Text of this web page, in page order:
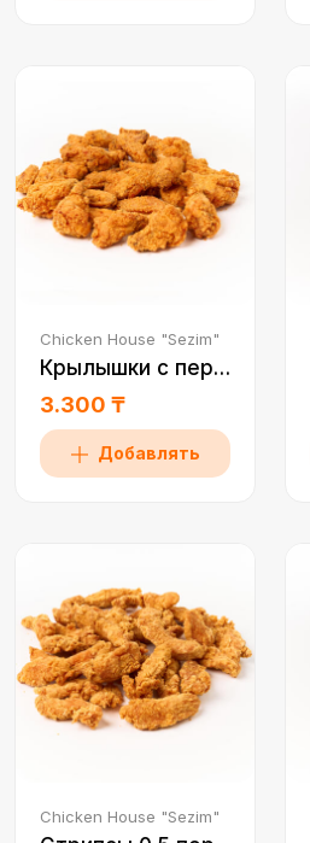
Chicken House "Sezim"
Крылышки с перцем 0,5
3.300 ₸
Добавлять
Chicken House "Sezim"